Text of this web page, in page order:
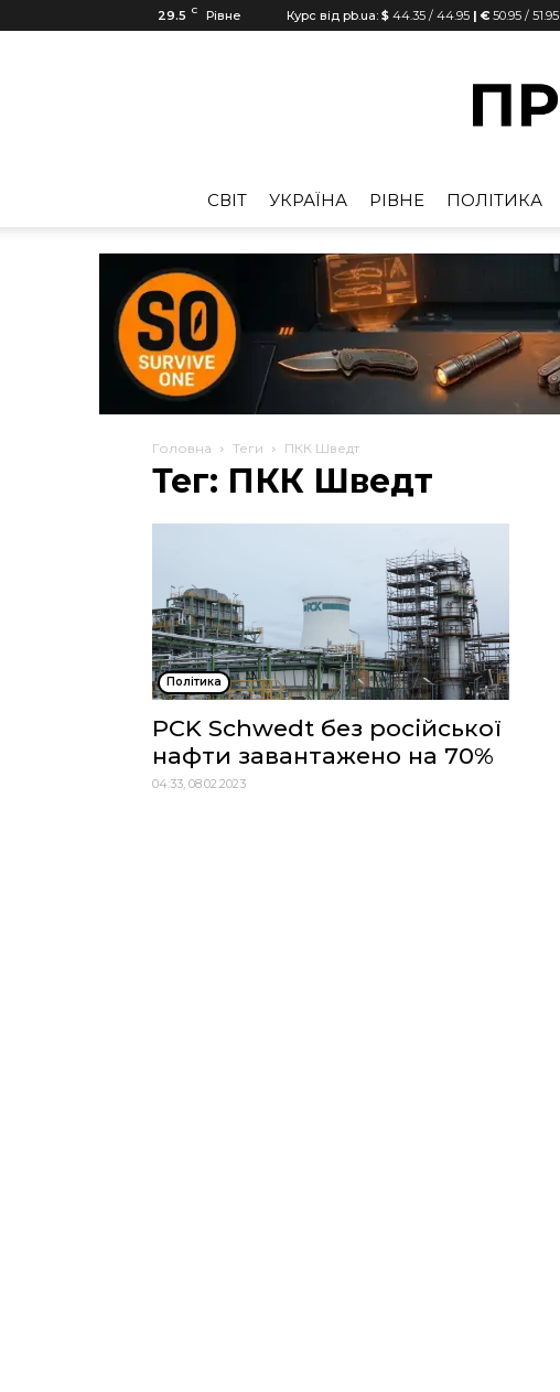
29.5 C Рівне Курс від pb.ua: $ 44.35 / 44.95 | € 50.95 / 51.95
CВІТ УКРАЇНА РІВНЕ ПОЛІТИКА
Головна Теги ПКК Шведт
Тег: ПКК Шведт
Політика
PCK Schwedt без російської
нафти завантажено на 70%
04:33, 08.02.2023